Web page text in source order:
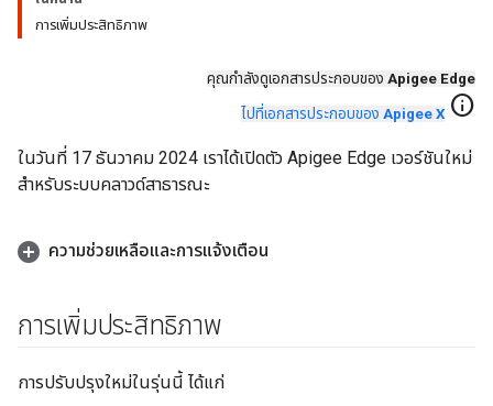
การเพิ่มประสิทธิภาพ
คุณกําลังดูเอกสารประกอบของ Apigee Edge
ไปที่เอกสารประกอบของ Apigee X info
ในวันที่ 17 ธันวาคม 2024 เราได้เปิดตัว Apigee Edge เวอร์ชันใหม่
สำหรับระบบคลาวด์สาธารณะ
ความช่วยเหลือและการแจ้งเตือน
การเพิ่มประสิทธิภาพ
การปรับปรุงใหม่ในรุ่นนี้ ได้แก่